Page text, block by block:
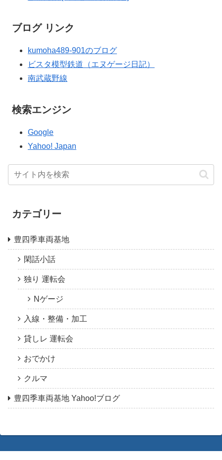
ブログ リンク
kumoha489-901のブログ
ビスタ模型鉄道（エヌゲージ日記）
南武蔵野線
検索エンジン
Google
Yahoo! Japan
カテゴリー
豊四季車両基地
閑話小話
独り 運転会
Nゲージ
入線・整備・加工
貸しレ 運転会
おでかけ
クルマ
豊四季車両基地 Yahoo!ブログ